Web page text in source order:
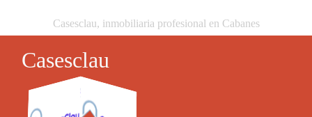
Casesclau, inmobiliaria profesional en Cabanes
Casesclau